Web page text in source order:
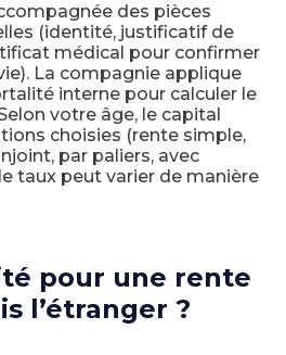
des pièces
(identité, justificatif de
médical pour confirmer
La compagnie applique
interne pour calculer le
votre âge, le capital
choisies (rente simple,
par paliers, avec
taux peut varier de manière
pour une rente
l’étranger ?